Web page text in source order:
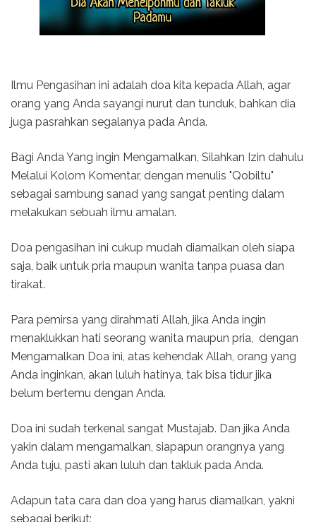
Ilmu Pengasihan ini adalah doa kita kepada Allah, agar
orang yang Anda sayangi nurut dan tunduk, bahkan dia
juga pasrahkan segalanya pada Anda.
Bagi Anda Yang ingin Mengamalkan, Silahkan Izin dahulu
Melalui Kolom Komentar, dengan menulis "Qobiltu"
sebagai sambung sanad yang sangat penting dalam
melakukan sebuah ilmu amalan.
Doa pengasihan ini cukup mudah diamalkan oleh siapa
saja, baik untuk pria maupun wanita tanpa puasa dan
tirakat.
Para pemirsa yang dirahmati Allah, jika Anda ingin
menaklukkan hati seorang wanita maupun pria, dengan
Mengamalkan Doa ini, atas kehendak Allah, orang yang
Anda inginkan, akan luluh hatinya, tak bisa tidur jika
belum bertemu dengan Anda.
Doa ini sudah terkenal sangat Mustajab. Dan jika Anda
yakin dalam mengamalkan, siapapun orangnya yang
Anda tuju, pasti akan luluh dan takluk pada Anda.
Adapun tata cara dan doa yang harus diamalkan, yakni
sebagai berikut: